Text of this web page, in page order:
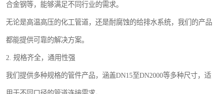
合金钢等，能够满足不同行业的需求。
无论是高温高压的化工管道，还是耐腐蚀的给排水系统，我们的产品
都能提供可靠的解决方案。
2. 规格齐全，通用性强
我们提供多种规格的管件产品，涵盖DN15至DN2000等多种尺寸，适